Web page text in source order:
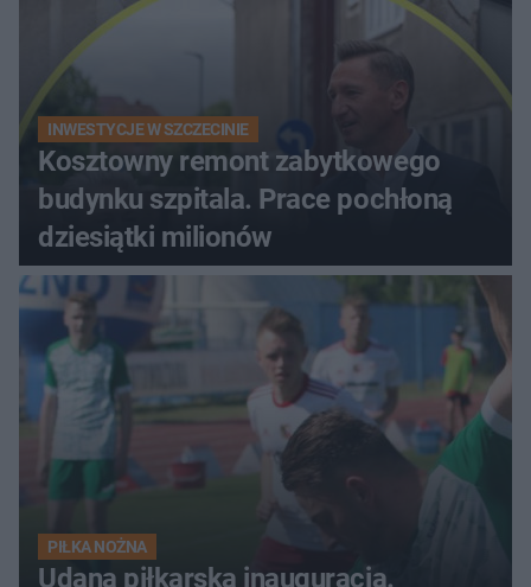
INWESTYCJE W SZCZECINIE
Kosztowny remont zabytkowego
budynku szpitala. Prace pochłoną
dziesiątki milionów
PIŁKA NOŻNA
Udana piłkarska inauguracja.